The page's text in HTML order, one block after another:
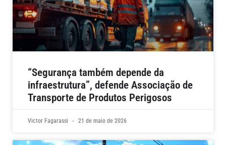
“Segurança também depende da
infraestrutura”, defende Associação de
Transporte de Produtos Perigosos
Victor Fagarassi 21 de maio de 2026